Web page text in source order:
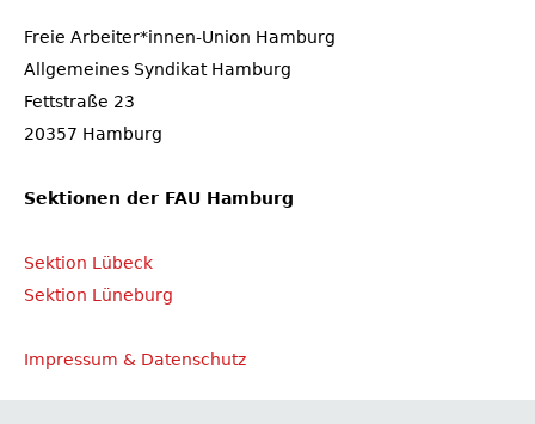
Freie Arbeiter*innen-Union Hamburg
Allgemeines Syndikat Hamburg
Fettstraße 23
20357 Hamburg
Sektionen der FAU Hamburg
Sektion Lübeck
Sektion Lüneburg
Impressum & Datenschutz